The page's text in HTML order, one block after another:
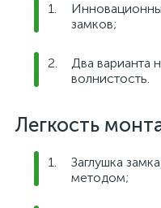
замков;
Два варианта
волнистость.
Легкость
Заглушка
методом;